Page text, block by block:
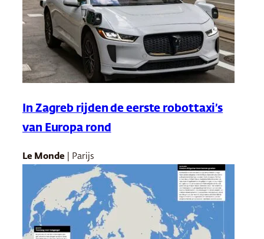
In Zagreb rijden de eerste robottaxi’s
van Europa rond
Le Monde | Parijs